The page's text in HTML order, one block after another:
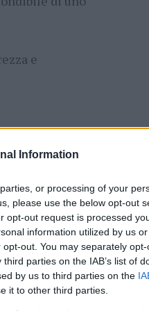
Information
or processing of your
please use the below opt-out
opt-out request is processed
information utilized by us
out. You may separately
parties on the IAB’s list of
by us to third parties on the
it to other third parties.
e